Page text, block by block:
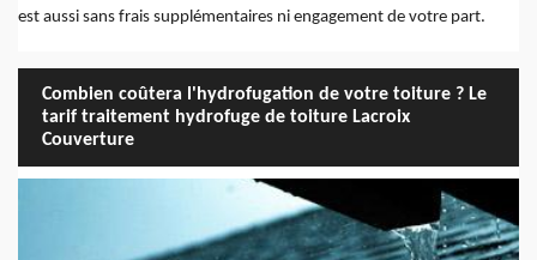
est aussi sans frais supplémentaires ni engagement de votre part.
Combien coûtera l'hydrofugation de votre toiture ? Le
tarif traitement hydrofuge de toiture Lacroix
Couverture